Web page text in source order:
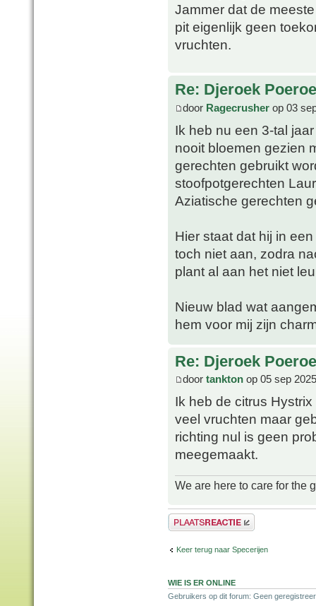
Jammer dat de
pit eigenlijk geen
vruchten.
Re: Djeroek
door Ragecrusher op 03
Ik heb nu een 3-tal
nooit bloemen gezien
gerechten gebruikt
stoofpotgerechten
Aziatische gerechten
Hier staat dat hij in
toch niet aan, zodra
plant al aan het niet
Nieuw blad wat
hem voor mij zijn
Re: Djeroek
door tankton op 05 sep
Ik heb de citrus
veel vruchten maar
richting nul is geen
meegemaakt.
We are here to care for the
Plaats een reactie
Keer terug naar Specerijen
WIE IS ER ONLINE
Gebruikers op dit forum: Geen